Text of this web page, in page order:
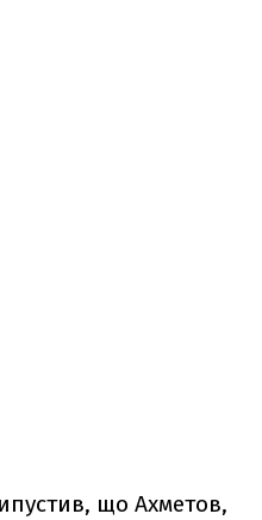
що Ахметов,